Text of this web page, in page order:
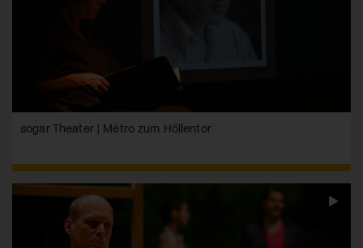
sogar Theater | Métro zum Höllentor